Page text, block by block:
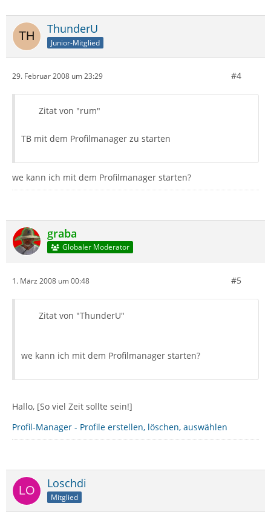
ThunderU
Junior-Mitglied
29. Februar 2008 um 23:29 #4
Zitat von "rum"
TB mit dem Profilmanager zu starten
we kann ich mit dem Profilmanager starten?
graba
Globaler Moderator
1. März 2008 um 00:48 #5
Zitat von "ThunderU"
we kann ich mit dem Profilmanager starten?
Hallo, [So viel Zeit sollte sein!]
Profil-Manager - Profile erstellen, löschen, auswählen
Loschdi
Mitglied